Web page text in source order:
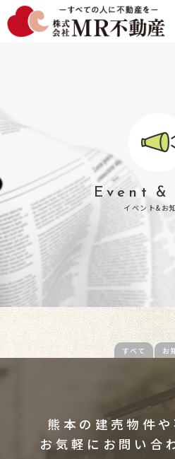
Event &
イベント&お
すべて お
熊本の建売物件
お気軽にお問い合